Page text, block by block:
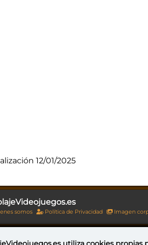
12/01/2025
somos Política de Privacidad Imagen